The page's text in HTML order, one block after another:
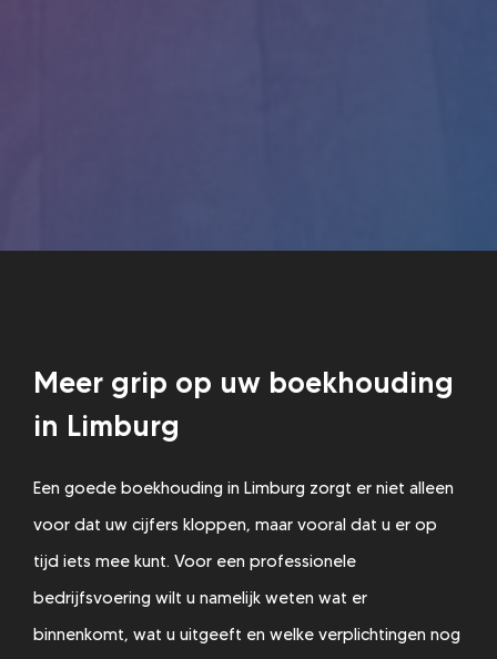
Meer grip op uw boekhouding
in Limburg
Een goede boekhouding in Limburg zorgt er niet alleen
voor dat uw cijfers kloppen, maar vooral dat u er op
tijd iets mee kunt. Voor een professionele
bedrijfsvoering wilt u namelijk weten wat er
binnenkomt, wat u uitgeeft en welke verplichtingen nog